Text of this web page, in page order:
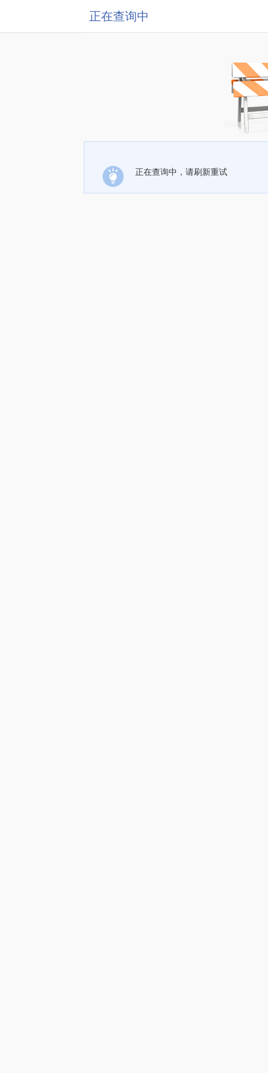
正在查询中
正在查询中，请刷新重试